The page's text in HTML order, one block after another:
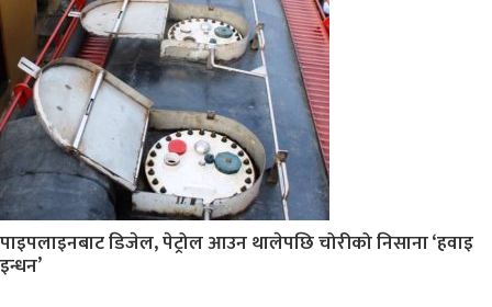
पाइपलाइनबाट डिजेल, पेट्रोल आउन थालेपछि चोरीको निसाना ‘हवाइ
इन्धन’